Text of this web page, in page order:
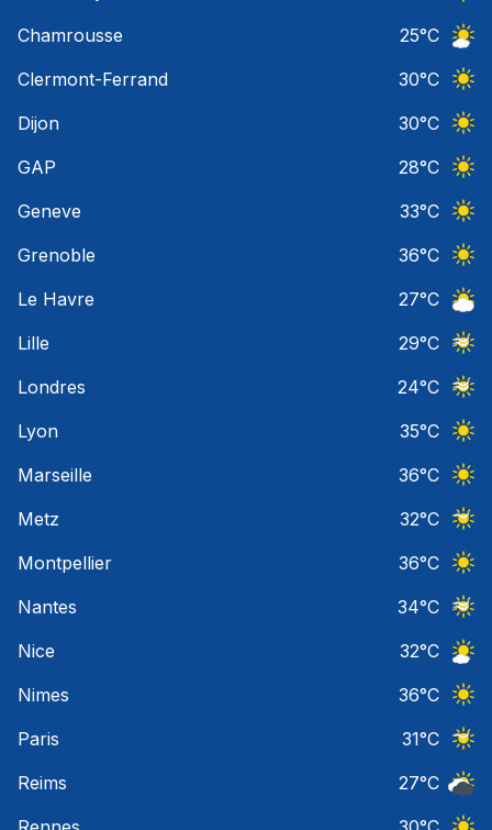
Chamrousse
25°C
Clermont-Ferrand
30°C
Dijon
30°C
GAP
28°C
Geneve
33°C
Grenoble
36°C
Le Havre
27°C
Lille
29°C
Londres
24°C
Lyon
35°C
Marseille
36°C
Metz
32°C
Montpellier
36°C
Nantes
34°C
Nice
32°C
Nimes
36°C
Paris
31°C
Reims
27°C